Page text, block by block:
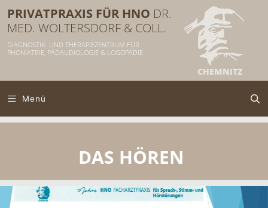
Inhalt
springen
PRIVATPRAXIS FÜR HNO
DIAGNOSTIK- UND THERAPIEZENTRUM FÜR
PHONIATRIE, PÄDAUDIOLOGIE & LOGOPÄDIE
Menü
DAS HÖREN